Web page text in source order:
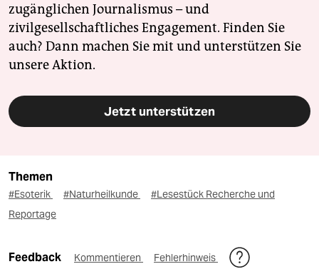
zugänglichen Journalismus – und
zivilgesellschaftliches Engagement. Finden Sie
auch? Dann machen Sie mit und unterstützen Sie
unsere Aktion.
Jetzt unterstützen
Themen
#Esoterik #Naturheilkunde
#Lesestück Recherche und
Reportage
Feedback Kommentieren Fehlerhinweis